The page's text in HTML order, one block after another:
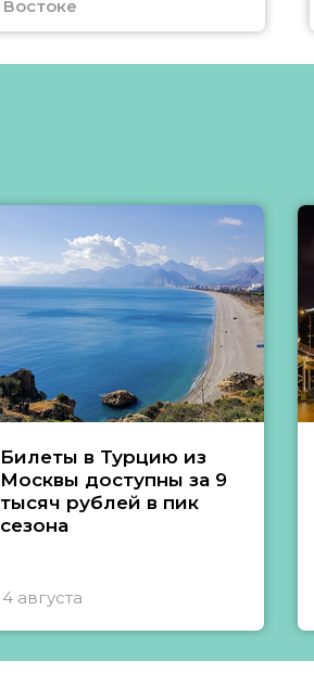
Востоке
Билеты в Турцию из
Москвы доступны за 9
тысяч рублей в пик
сезона
4 августа